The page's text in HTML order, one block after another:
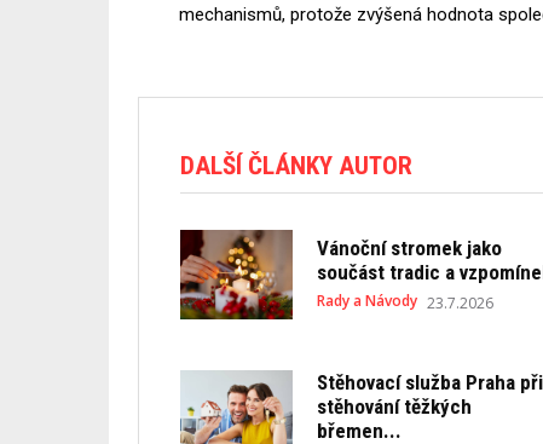
mechanismů, protože zvýšená hodnota
DALŠÍ ČLÁNKY AUTOR
Vánoční stromek jako
součást tradic a
Rady a Návody 23.7.2026
Stěhovací služba Praha při
stěhování těžkých
břemen...